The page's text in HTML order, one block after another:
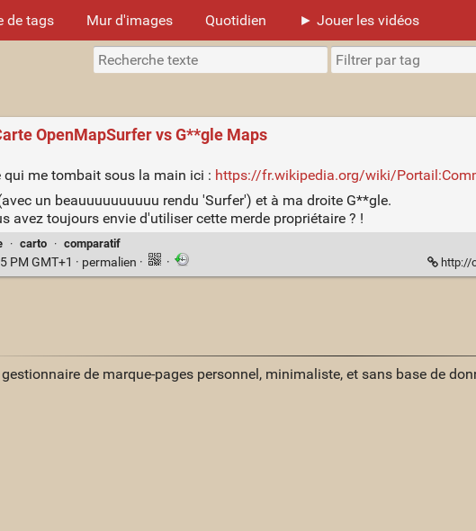
de tags Mur d'images Quotidien ► Jouer les vidéos
OpenMapSurfer vs G**gle Maps
me tombait sous la main ici : https://fr.wikipedia.org/wiki/
un beauuuuuuuuuu rendu 'Surfer') et à ma droite G**gle.
avez toujours envie d'utiliser cette merde propriétaire ? !
· carto · comparatif
PM GMT+1 · permalien · · http://
gestionnaire de marque-pages personnel, minimaliste, et sans base de